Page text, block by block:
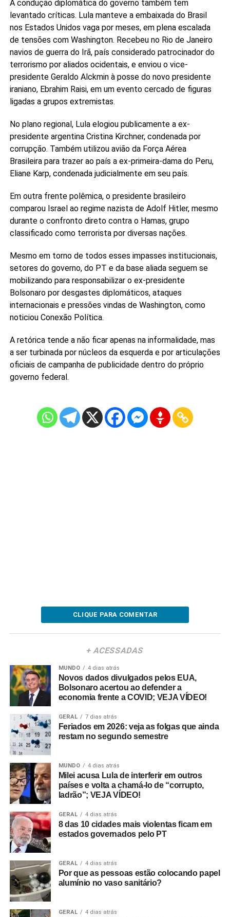
A condução diplomática do governo também tem
levantado críticas. Lula manteve a embaixada do Brasil
nos Estados Unidos vaga por meses, em plena escalada
de tensões com Washington. Recebeu no Rio de Janeiro
navios de guerra do Irã, país considerado patrocinador do
terrorismo por aliados ocidentais, e enviou o vice-
presidente Geraldo Alckmin à posse do novo presidente
iraniano, Ebrahim Raisi, em um evento cercado de figuras
ligadas a grupos extremistas.
No plano regional, Lula elogiou publicamente a ex-
presidente argentina Cristina Kirchner, condenada por
corrupção. Também utilizou avião da Força Aérea
Brasileira para trazer ao país a ex-primeira-dama do Peru,
Eliane Karp, condenada judicialmente em seu país.
Em outra frente polêmica, o presidente brasileiro
comparou Israel ao regime nazista de Adolf Hitler, mesmo
durante o confronto direto contra o Hamas, grupo
classificado como terrorista por diversas nações.
Mesmo em torno de todos esses impasses institucionais,
setores do governo, do PT e da base aliada seguem se
mobilizando para responsabilizar o ex-presidente
Bolsonaro por desgastes diplomáticos, ataques
internacionais e pressões vindas de Washington, como
noticiou Conexão Política.
A retórica tende a não ficar apenas na informalidade, mas
a ser turbinada por núcleos da esquerda e por articulações
oficiais de campanha de publicidade dentro do próprio
governo federal.
CLIQUE PARA COMENTAR
+ ACESSADAS
MUNDO 4 dias atrás
Novos dados divulgados pelos EUA,
Bolsonaro acertou ao defender a
economia frente a COVID; VEJA VÍDEO!
GERAL 7 dias atrás
Feriados em 2026: veja as folgas que ainda
restam no segundo semestre
MUNDO 4 dias atrás
Milei acusa Lula de interferir em outros
países e volta a chamá-lo de “corrupto,
ladrão”; VEJA VÍDEO!
GERAL 4 dias atrás
8 das 10 cidades mais violentas ficam em
estados governados pelo PT
GERAL 4 dias atrás
Por que as pessoas estão colocando papel
alumínio no vaso sanitário?
GERAL 4 dias atrás